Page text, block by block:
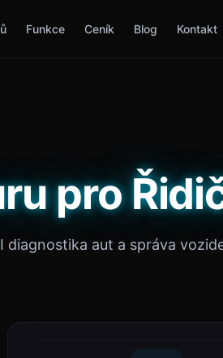
Funkce Ceník Blog Kontakt
pro
diagnostika aut a správa